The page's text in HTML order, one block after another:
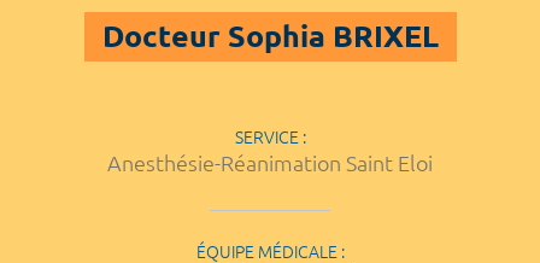
Docteur Sophia BRIXEL
SERVICE :
Anesthésie-Réanimation Saint Eloi
ÉQUIPE MÉDICALE :